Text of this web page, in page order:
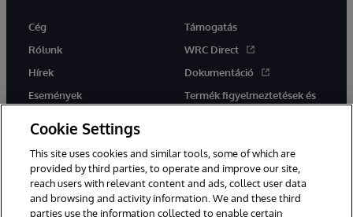
Cég
Rólunk
Hírek
Események
Támogatás
WRC Direct
Dokumentáció
Termék figyelmeztetések és
tanácsok
Cookie Settings
This site uses cookies and similar tools, some of which are
provided by third parties, to operate and improve our site,
reach users with relevant content and ads, collect user data
and browsing and activity information. We and these third
parties use the information collected to enable certain